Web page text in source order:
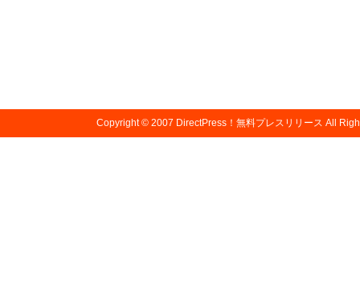
Copyright © 2007 DirectPress！無料プレスリリース All